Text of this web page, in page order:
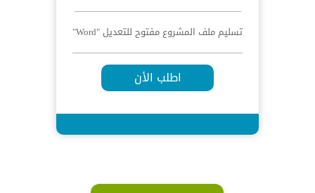
تسليم ملف المشروع مفتوح للتعديل "Word"
اطلب الأن